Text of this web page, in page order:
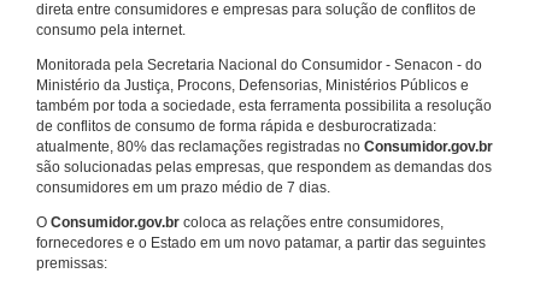
direta entre consumidores e empresas para solução de conflitos de
consumo pela internet.
Monitorada pela Secretaria Nacional do Consumidor - Senacon - do
Ministério da Justiça, Procons, Defensorias, Ministérios Públicos e
também por toda a sociedade, esta ferramenta possibilita a resolução
de conflitos de consumo de forma rápida e desburocratizada:
atualmente, 80% das reclamações registradas no Consumidor.gov.br
são solucionadas pelas empresas, que respondem as demandas dos
consumidores em um prazo médio de 7 dias.
O Consumidor.gov.br coloca as relações entre consumidores,
fornecedores e o Estado em um novo patamar, a partir das seguintes
premissas: